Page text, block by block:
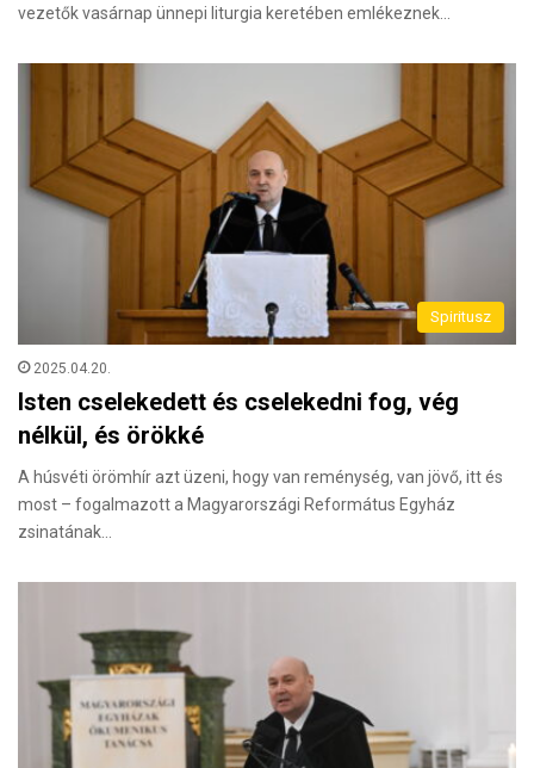
vezetők vasárnap ünnepi liturgia keretében emlékeznek…
Spiritusz
2025.04.20.
Isten cselekedett és cselekedni fog, vég
nélkül, és örökké
A húsvéti örömhír azt üzeni, hogy van reménység, van jövő, itt és
most – fogalmazott a Magyarországi Református Egyház
zsinatának…